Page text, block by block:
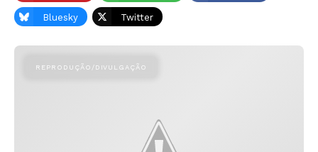
Bluesky Twitter